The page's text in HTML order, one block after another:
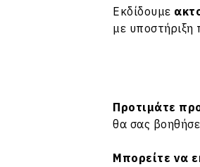
Εκδίδουμε
με υποστήριξη
Προτιμάτε
θα σας
Μπορείτε να